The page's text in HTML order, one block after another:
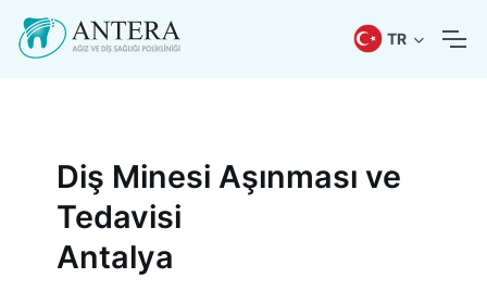
TR
Diş Minesi Aşınması ve
Tedavisi
Antalya